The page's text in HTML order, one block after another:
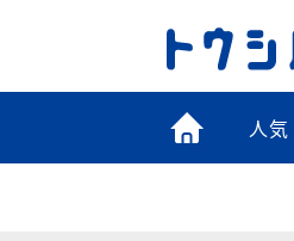
トップ
人気